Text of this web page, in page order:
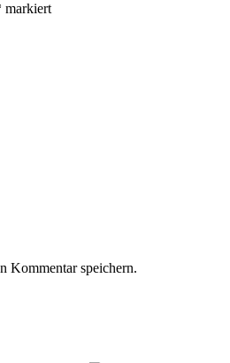
markiert
Kommentar speichern.